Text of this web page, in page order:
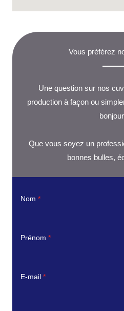
Vous préférez
Une question sur nos
production à façon ou
Que vous soyez un
bonnes bulles,
Nom *
Prénom *
E-mail *